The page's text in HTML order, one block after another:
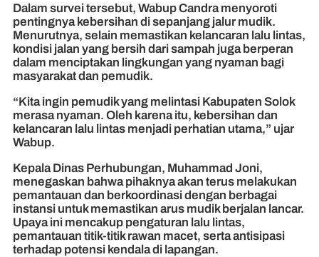
Dalam survei tersebut, Wabup Candra menyoroti
pentingnya kebersihan di sepanjang jalur mudik.
Menurutnya, selain memastikan kelancaran lalu lintas,
kondisi jalan yang bersih dari sampah juga berperan
dalam menciptakan lingkungan yang nyaman bagi
masyarakat dan pemudik.
“Kita ingin pemudik yang melintasi Kabupaten Solok
merasa nyaman. Oleh karena itu, kebersihan dan
kelancaran lalu lintas menjadi perhatian utama,” ujar
Wabup.
Kepala Dinas Perhubungan, Muhammad Joni,
menegaskan bahwa pihaknya akan terus melakukan
pemantauan dan berkoordinasi dengan berbagai
instansi untuk memastikan arus mudik berjalan lancar.
Upaya ini mencakup pengaturan lalu lintas,
pemantauan titik-titik rawan macet, serta antisipasi
terhadap potensi kendala di lapangan.